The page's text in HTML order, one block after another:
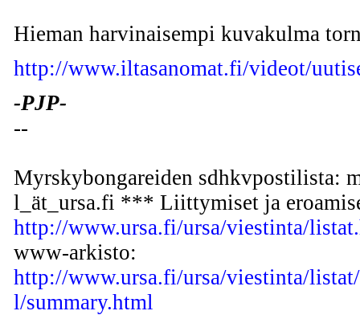
Hieman harvinaisempi kuvakulma
http://www.iltasanomat.fi/videot/
-PJP-
--
Myrskybongareiden sdhkvpostilista:
l_ät_ursa.fi *** Liittymiset ja
http://www.ursa.fi/ursa/viestinta/
www-arkisto:
http://www.ursa.fi/ursa/viestinta/
l/summary.html